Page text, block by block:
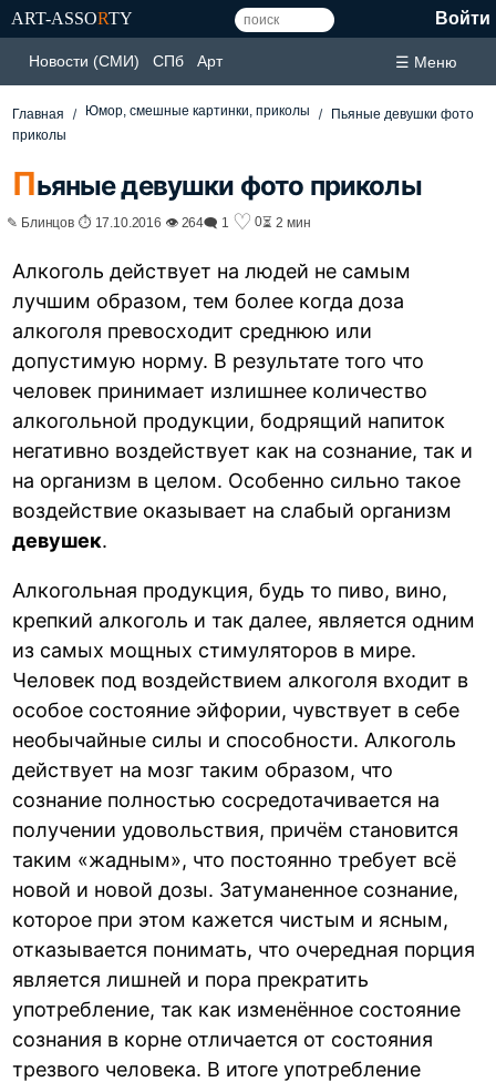
ART-ASSORTY Войти
Новости (СМИ) СПб Арт ☰ Меню
Главная Юмор, смешные картинки, приколы
Пьяные девушки фото
приколы
Пьяные девушки фото приколы
✎ Блинцов ⏱ 17.10.2016 👁 264🗨 1 ♡ 0⏳ 2 мин
Алкоголь действует на людей не самым
лучшим образом, тем более когда доза
алкоголя превосходит среднюю или
допустимую норму. В результате того что
человек принимает излишнее количество
алкогольной продукции, бодрящий напиток
негативно воздействует как на сознание, так и
на организм в целом. Особенно сильно такое
воздействие оказывает на слабый организм
девушек.
Алкогольная продукция, будь то пиво, вино,
крепкий алкоголь и так далее, является одним
из самых мощных стимуляторов в мире.
Человек под воздействием алкоголя входит в
особое состояние эйфории, чувствует в себе
необычайные силы и способности. Алкоголь
действует на мозг таким образом, что
сознание полностью сосредотачивается на
получении удовольствия, причём становится
таким «жадным», что постоянно требует всё
новой и новой дозы. Затуманенное сознание,
которое при этом кажется чистым и ясным,
отказывается понимать, что очередная порция
является лишней и пора прекратить
употребление, так как изменённое состояние
сознания в корне отличается от состояния
трезвого человека. В итоге употребление